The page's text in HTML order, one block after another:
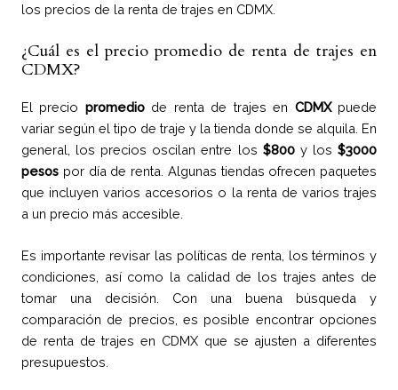
los precios de la renta de trajes en CDMX.
¿Cuál es el precio promedio de renta de trajes en
CDMX?
El precio promediode renta de trajes en CDMXpuede
variar según el tipo de traje y la tienda donde se alquila. En
general, los precios oscilan entre los $800 y los $3000
pesos por día de renta. Algunas tiendas ofrecen paquetes
que incluyen varios accesorios o la renta de varios trajes
a un precio más accesible.
Es importante revisar las políticas de renta, los términos y
condiciones, así como la calidad de los trajes antes de
tomar una decisión. Con una buena búsqueda y
comparación de precios, es posible encontrar opciones
de renta de trajes en CDMX que se ajusten a diferentes
presupuestos.